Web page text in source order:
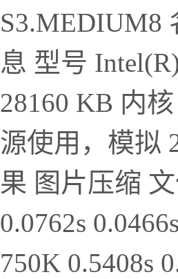
S3.MEDIUM8
息 型号
28160 KB 内
源使用，模拟
果 图片压缩
0.0762s
750K 0.5408s